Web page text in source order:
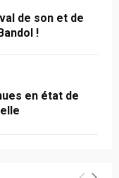
de son et de
!
en état de